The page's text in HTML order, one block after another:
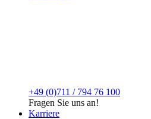
+49 (0)711 / 794 76 100
Fragen Sie uns an!
Karriere